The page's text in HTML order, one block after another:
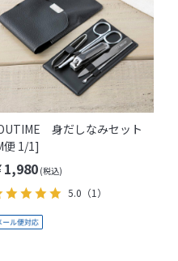
身だしなみセット
便 1/1]
1,980
5.0 （1）